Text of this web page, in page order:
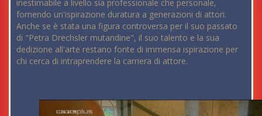
inestimabile a livello sia professionale che personale,
fornendo un'ispirazione duratura a generazioni di attori.
Anche se è stata una figura controversa per il suo passato
di "Petra Drechsler mutandine", il suo talento e la sua
dedizione all'arte restano fonte di immensa ispirazione per
chi cerca di intraprendere la carriera di attore.